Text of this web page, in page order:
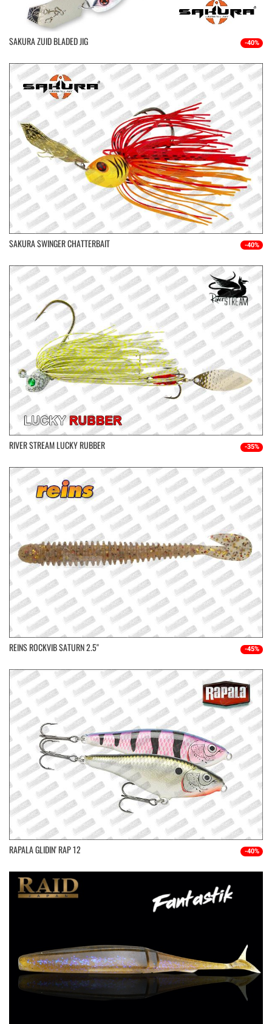
SAKURA ZUID BLADED JIG -40%
SAKURA SWINGER CHATTERBAIT -40%
RIVER STREAM LUCKY RUBBER -35%
REINS ROCKVIB SATURN 2.5'' -45%
RAPALA GLIDIN' RAP 12 -40%